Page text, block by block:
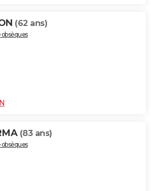
(62 ans)
(83 ans)